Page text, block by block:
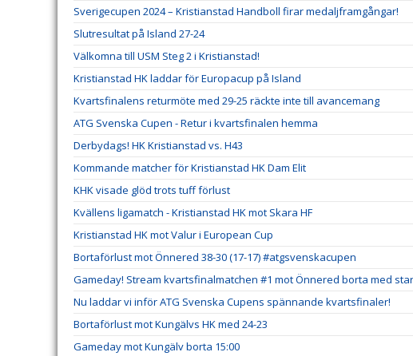
Sverigecupen 2024 – Kristianstad Handboll firar medaljframgångar!
Slutresultat på Island 27-24
Välkomna till USM Steg 2 i Kristianstad!
Kristianstad HK laddar för Europacup på Island
Kvartsfinalens returmöte med 29-25 räckte inte till avancemang
ATG Svenska Cupen - Retur i kvartsfinalen hemma
Derbydags! HK Kristianstad vs. H43
Kommande matcher för Kristianstad HK Dam Elit
KHK visade glöd trots tuff förlust
Kvällens ligamatch - Kristianstad HK mot Skara HF
Kristianstad HK mot Valur i European Cup
Bortaförlust mot Önnered 38-30 (17-17) #atgsvenskacupen
Gameday! Stream kvartsfinalmatchen #1 mot Önnered borta med
Nu laddar vi inför ATG Svenska Cupens spännande kvartsfinaler!
Bortaförlust mot Kungälvs HK med 24-23
Gameday mot Kungälv borta 15:00